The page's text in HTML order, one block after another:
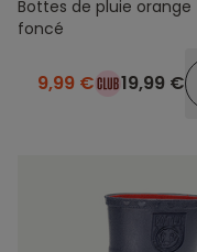
Bottes de pluie orange
foncé
9,99 € 19,99 €